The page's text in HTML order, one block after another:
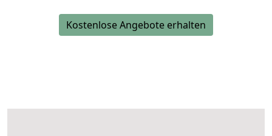
Kostenlose Angebote erhalten